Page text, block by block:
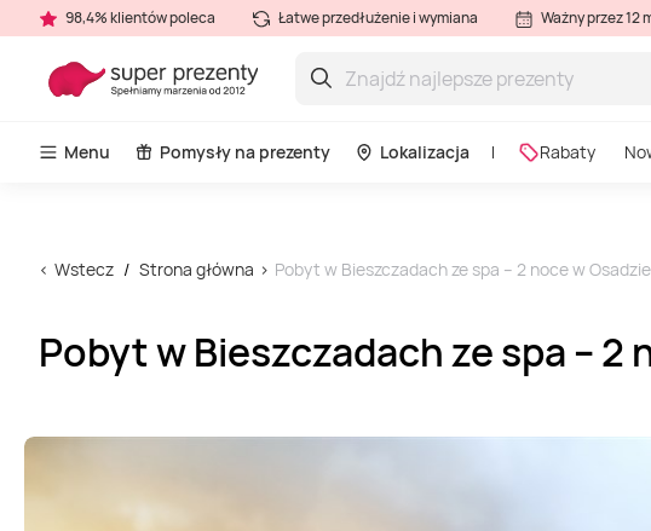
98,4% klientów poleca Łatwe przedłużenie i wymiana Ważny przez 12
Menu Pomysły na prezenty Lokalizacja Rabaty
Wstecz Strona główna Pobyt w Bieszczadach ze spa – 2 noce w
Pobyt w Bieszczadach ze spa –